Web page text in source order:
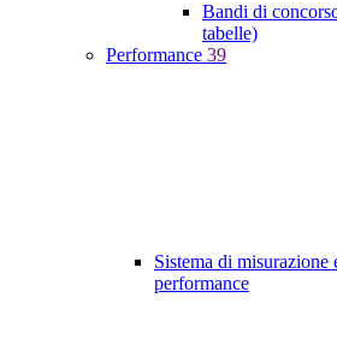
Bandi di
tabelle)
Performance 39
Sistema di misurazione
performance